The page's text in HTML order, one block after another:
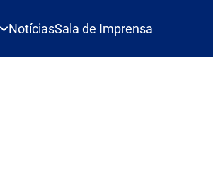
NotíciasSala de Imprensa